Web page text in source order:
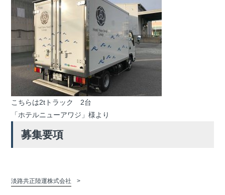
こちらは2tトラック 2台
「ホテルニューアワジ」様より
募集要項
淡路共正陸運株式会社